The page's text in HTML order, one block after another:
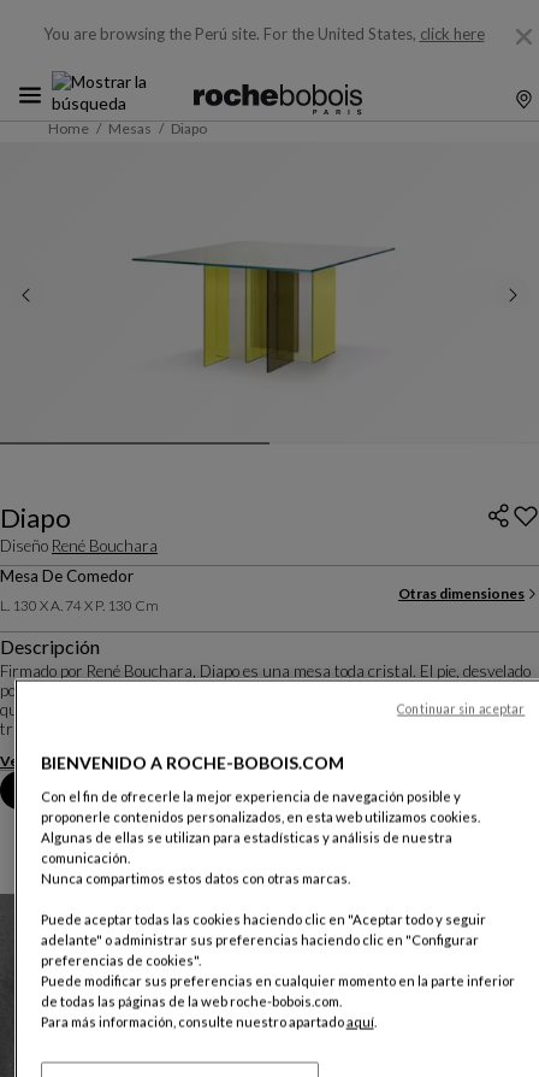
You are browsing the Perú site. For the United States, click here
Home Mesas Diapo
Diapo
Diseño René Bouchara
Mesa De Comedor
L. 130 X A. 74 X P. 130 Cm
Otras dimensiones
Descripción
Firmado por René Bouchara, Diapo es una mesa toda cristal. El pie, desvelado
por la limpieza en extra-claro, es un ensamblado de piezas de cristal encoladas,
que aparece como una escultura abstracta. Un juego de tintes, de reflejos y de
transparencia...
Ver más Descargar la ficha técnica
Reserva una cita en tienda
BIENVENIDO A ROCHE-BOBOIS.COM
Con el fin de ofrecerle la mejor experiencia de navegación posible y
proponerle contenidos personalizados, en esta web utilizamos cookies.
Algunas de ellas se utilizan para estadísticas y análisis de nuestra
comunicación.
Nunca compartimos estos datos con otras marcas.
Puede aceptar todas las cookies haciendo clic en "Aceptar todo y seguir
adelante" o administrar sus preferencias haciendo clic en "Configurar
preferencias de cookies".
Puede modificar sus preferencias en cualquier momento en la parte inferior
de todas las páginas de la web roche-bobois.com.
Para más información, consulte nuestro apartadoaquí.
Continuar sin aceptar